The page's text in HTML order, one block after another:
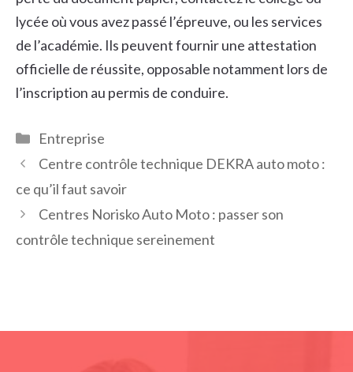
lycée où vous avez passé l’épreuve, ou les services
de l’académie. Ils peuvent fournir une attestation
officielle de réussite, opposable notamment lors de
l’inscription au permis de conduire.
Catégories
Entreprise
Centre contrôle technique DEKRA auto moto :
ce qu’il faut savoir
Centres Norisko Auto Moto : passer son
contrôle technique sereinement